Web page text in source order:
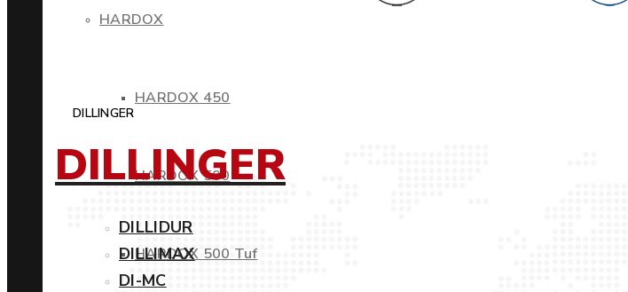
HARDOX
HARDOX 450
HARDOX 500
HARDOX 500 Tuf
DILLINGER
DILLINGER
DILLIDUR
DILLIMAX
DI-MC